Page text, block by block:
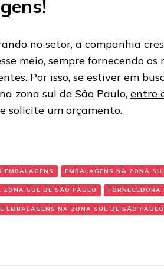
no setor, a companhia
meio, sempre fornecendo
Por isso, se estiver em
zona sul de São Paulo, entre
solicite um orçamento.
EMBALAGENS EMBALAGENS NA ZONA
ZONA SUL DE SÃO PAULO
EMBALAGENS NA ZONA SUL DE SÃO PAULO